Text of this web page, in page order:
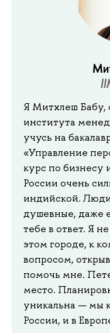
Я Митхлеш Бабу,
института
учусь на
«Управление
курс по бизнесу
России очень
индийской.
душевные, даже
тебе в ответ. Я
этом городе, к
вопросом,
помочь мне.
место.
уникальна — мы
России, и в